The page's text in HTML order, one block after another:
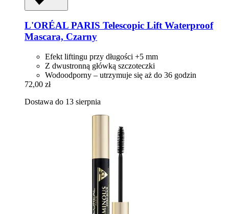
L'ORÉAL PARIS Telescopic Lift Waterproof
Mascara, Czarny
Efekt liftingu przy długości +5 mm
Z dwustronną główką szczoteczki
Wodoodporny – utrzymuje się aż do 36 godzin
72,00 zł
Dostawa do 13 sierpnia